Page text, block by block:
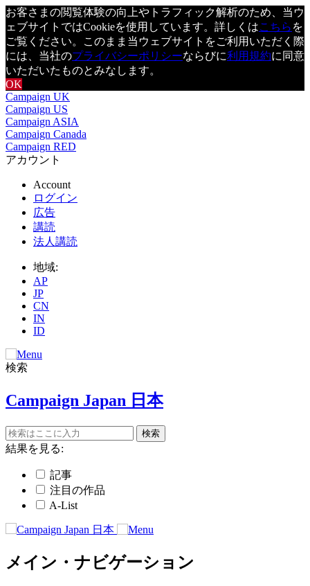
お客さまの閲覧体験の向上やトラフィック解析のため、当ウ
ェブサイトではCookieを使用しています。詳しくはこちら を
ご覧ください。このまま当ウェブサイトをご利用いただく際
には、当社のプライバシーポリシーならびに利用規約に同意
いただいたものとみなします。
OK
Campaign UK
Campaign US
Campaign ASIA
Campaign Canada
Campaign RED
アカウント
Account
ログイン
広告
講読
法人講読
地域:
AP
JP
CN
IN
ID
検索
Campaign Japan 日本
結果を見る:
記事
注目の作品
A-List
メイン・ナビゲーション